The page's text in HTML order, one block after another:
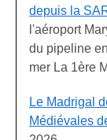
depuis la
l'aéroport
du pipeline
mer La 1ère
Le Madrigal
Médiévales